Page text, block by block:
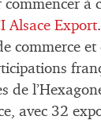
à
Alsace Export.
commerce
de
avec 32